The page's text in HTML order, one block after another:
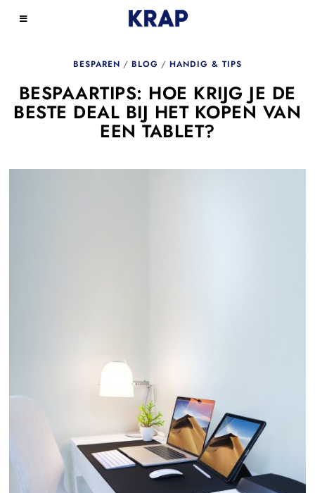
BESPAREN / BLOG / HANDIG & TIPS
BESPAARTIPS: HOE KRIJG JE DE
BESTE DEAL BIJ HET KOPEN VAN
EEN TABLET?